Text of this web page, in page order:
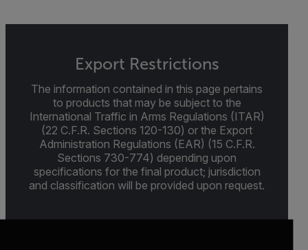
Export Restrictions
The information contained in this page pertains
to products that may be subject to the
International Traffic in Arms Regulations (ITAR)
(22 C.F.R. Sections 120-130) or the Export
Administration Regulations (EAR) (15 C.F.R.
Sections 730-774) depending upon
specifications for the final product; jurisdiction
and classification will be provided upon request.